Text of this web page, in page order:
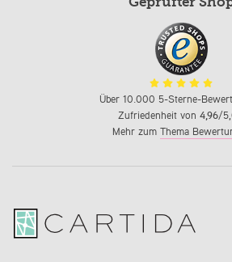
Über 10.000 5-Sterne-
Zufriedenheit von 4,96/
Mehr zum Thema